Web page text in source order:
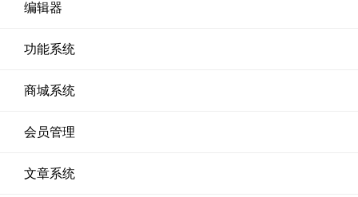
编辑器
功能系统
商城系统
会员管理
文章系统